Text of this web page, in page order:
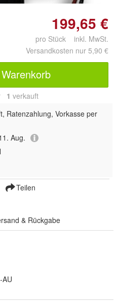
199,65 €
pro Stück inkl. MwSt.
Versandkosten nur 5,90 €
1 verkauft
Ratenzahlung, Vorkasse per
Aug.
Teilen
& Rückgabe
AU